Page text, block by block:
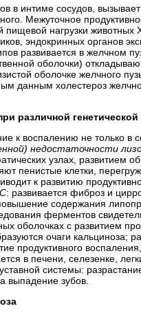
в интиме сосудов,
Межуточное
пищевой нагрузки
эндокринных органов
развивается в желчном
оболочки)
оболочке желчного
данным холестероз
различной генетической
воспалению не только в
недостаточности
узлах, развитием
пенистые клетки,
к развитию
: развивается фиброз и
содержания
ферментов
оболочках с развитием
очаги
продуктивного
в печени, селезенке,
системы:
выпадение зубов.